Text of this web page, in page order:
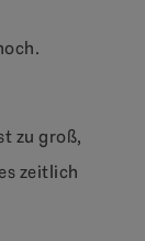
zu groß,
zeitlich